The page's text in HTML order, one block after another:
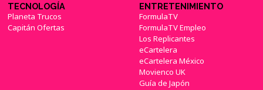
TECNOLOGÍA
Planeta Trucos
Capitán Ofertas
ENTRETENIMIENTO
FormulaTV
FormulaTV Empleo
Los Replicantes
eCartelera
eCartelera México
Movienco UK
Guía de Japón